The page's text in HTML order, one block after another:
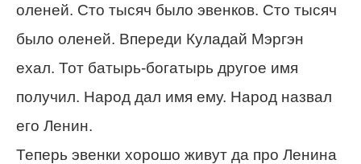
оленей. Сто тысяч было эвенков. Сто тысяч
было оленей. Впереди Куладай Мэргэн
ехал. Тот батырь-богатырь другое имя
получил. Народ дал имя ему. Народ назвал
его Ленин.
Теперь эвенки хорошо живут да про Ленина